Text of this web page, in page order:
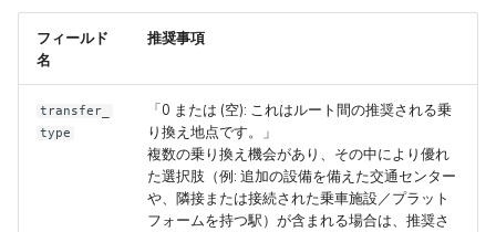
フィールド
名
推奨事項
transfer_
type
0 または (空): これはルート間の推奨される乗
り換え地点です。
複数の乗り換え機会があり、その中により優れ
た選択肢（例: 追加の設備を備えた交通センター
や、隣接または接続された乗車施設／プラット
フォームを持つ駅）が含まれる場合は、推奨さ